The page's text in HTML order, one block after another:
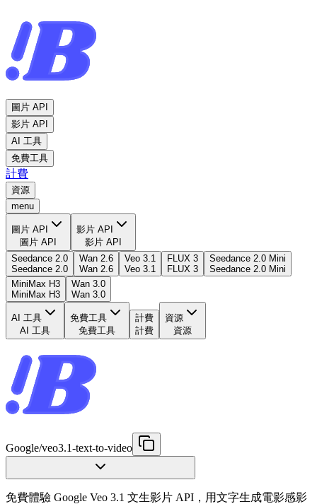
圖片 API
影片 API
AI 工具
免費工具
計費
資源
menu
圖片 API
圖片 API
影片 API
影片 API
Seedance 2.0
Seedance 2.0
Wan 2.6
Wan 2.6
Veo 3.1
Veo 3.1
FLUX 3
FLUX 3
Seedance 2.0 Mini
Seedance 2.0 Mini
MiniMax H3
MiniMax H3
Wan 3.0
Wan 3.0
AI 工具
AI 工具
免費工具
免費工具
計費
計費
資源
資源
Google/veo3.1-text-to-video
免費體驗 Google Veo 3.1 文生影片 API，用文字生成電影感影